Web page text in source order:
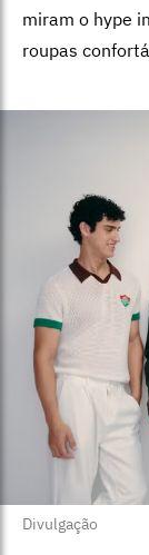
miram o hype
roupas
Divulgação